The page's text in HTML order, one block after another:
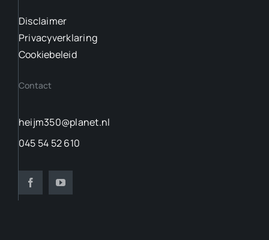
Disclaimer
Privacyverklaring
Cookiebeleid
Contact
heijm350@planet.nl
045 54 52 610